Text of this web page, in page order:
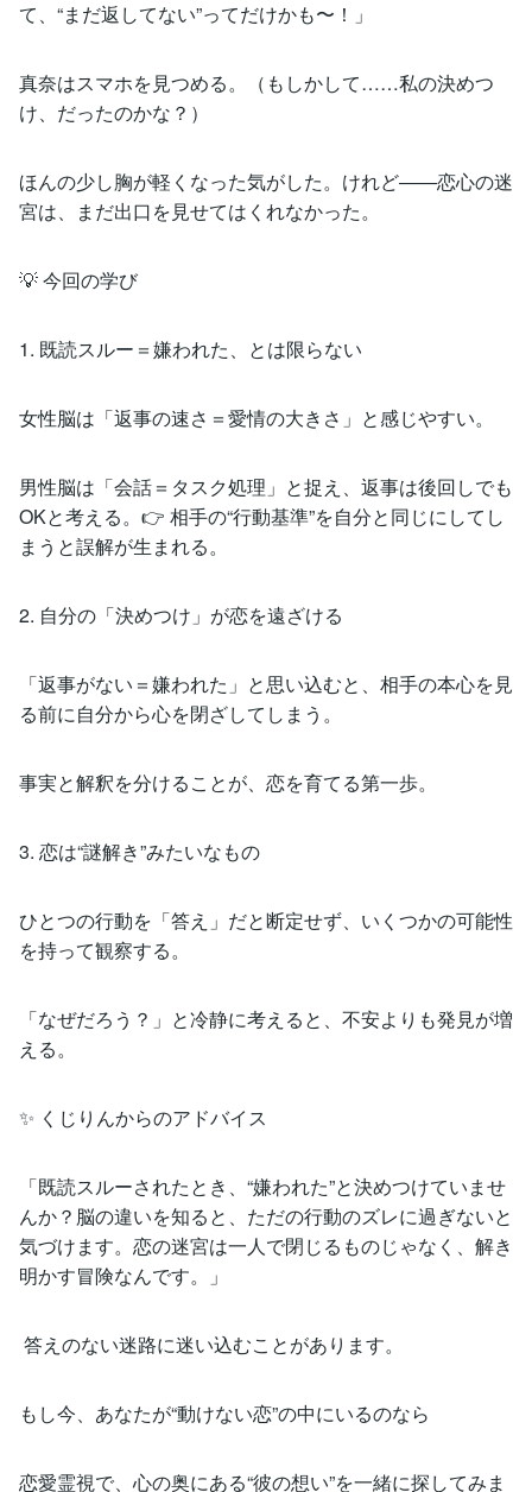
て、“まだ返してない”ってだけかも〜！」
真奈はスマホを見つめる。（もしかして……私の決めつ
け、だったのかな？）
ほんの少し胸が軽くなった気がした。けれど――恋心の迷
宮は、まだ出口を見せてはくれなかった。
💡 今回の学び
1. 既読スルー＝嫌われた、とは限らない
女性脳は「返事の速さ＝愛情の大きさ」と感じやすい。
男性脳は「会話＝タスク処理」と捉え、返事は後回しでも
OKと考える。👉 相手の“行動基準”を自分と同じにしてし
まうと誤解が生まれる。
2. 自分の「決めつけ」が恋を遠ざける
「返事がない＝嫌われた」と思い込むと、相手の本心を見
る前に自分から心を閉ざしてしまう。
事実と解釈を分けることが、恋を育てる第一歩。
3. 恋は“謎解き”みたいなもの
ひとつの行動を「答え」だと断定せず、いくつかの可能性
を持って観察する。
「なぜだろう？」と冷静に考えると、不安よりも発見が増
える。
✨ くじりんからのアドバイス
「既読スルーされたとき、“嫌われた”と決めつけていませ
んか？脳の違いを知ると、ただの行動のズレに過ぎないと
気づけます。恋の迷宮は一人で閉じるものじゃなく、解き
明かす冒険なんです。」
答えのない迷路に迷い込むことがあります。
もし今、あなたが“動けない恋”の中にいるのなら
恋愛霊視で、心の奥にある“彼の想い”を一緒に探してみま